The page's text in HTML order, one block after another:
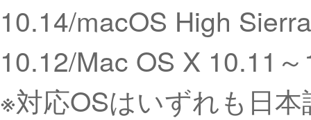
10.14/macOS High
10.12/Mac OS X 10.11
※対応OSはいずれも日